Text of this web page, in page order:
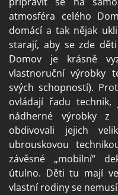
atmosféra celého
domácí a tak nějak
starají, aby se zde
Domov je krásně
vlastnoruční výrobky
svých schopností).
ovládají řadu
nádherné výrobky z
obdivovali jejich
ubrouskovou
závěsné „mobilní“
útulno. Děti tu mají
vlastní rodiny se